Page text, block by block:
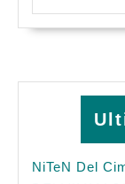
NiTeN Del